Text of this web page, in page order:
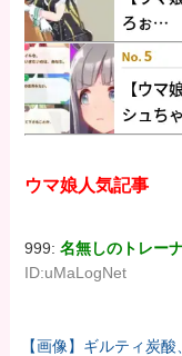
ウマ娘人気記事
999:名無しのトレー
ID:uMaLogNet
【画像】ギルティ炭